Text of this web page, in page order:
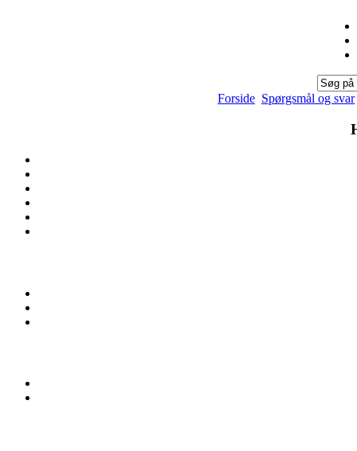
Forside Spørgsmål og svar